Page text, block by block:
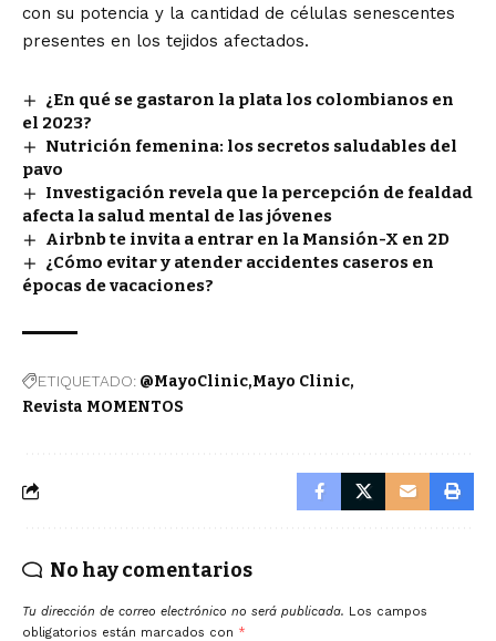
con su potencia y la cantidad de células senescentes
presentes en los tejidos afectados.
¿En qué se gastaron la plata los colombianos en
el 2023?
Nutrición femenina: los secretos saludables del
pavo
Investigación revela que la percepción de fealdad
afecta la salud mental de las jóvenes
Airbnb te invita a entrar en la Mansión-X en 2D
¿Cómo evitar y atender accidentes caseros en
épocas de vacaciones?
ETIQUETADO: @MayoClinic Mayo Clinic
Revista MOMENTOS
No hay comentarios
Tu dirección de correo electrónico no será publicada. Los campos
obligatorios están marcados con *